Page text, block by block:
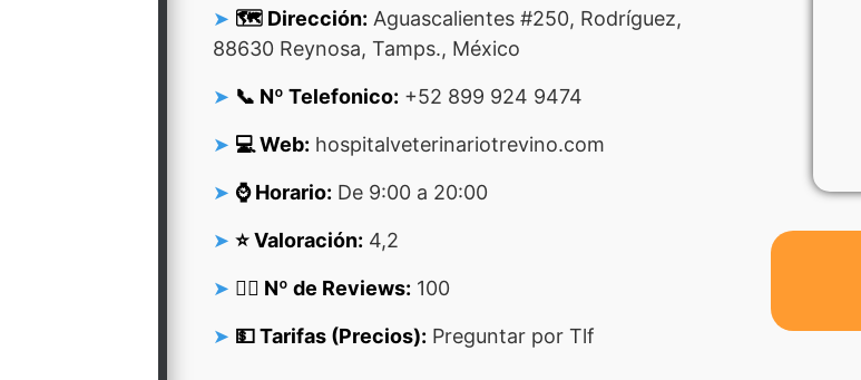
🗺️ Dirección: Aguascalientes #250, Rodríguez,
88630 Reynosa, Tamps., México
📞 Nº Telefonico: +52 899 924 9474
💻 Web: hospitalveterinariotrevino.com
⌚ Horario: De 9:00 a 20:00
⭐ Valoración: 4,2
👍🏻 Nº de Reviews: 100
💵 Tarifas (Precios): Preguntar por Tlf